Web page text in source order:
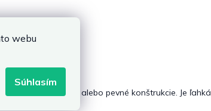
webu
Súhlasím
stromy, trámy alebo pevné konštrukcie. Je ľahká,